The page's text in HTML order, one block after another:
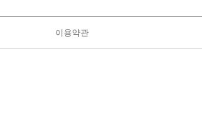
이용약관